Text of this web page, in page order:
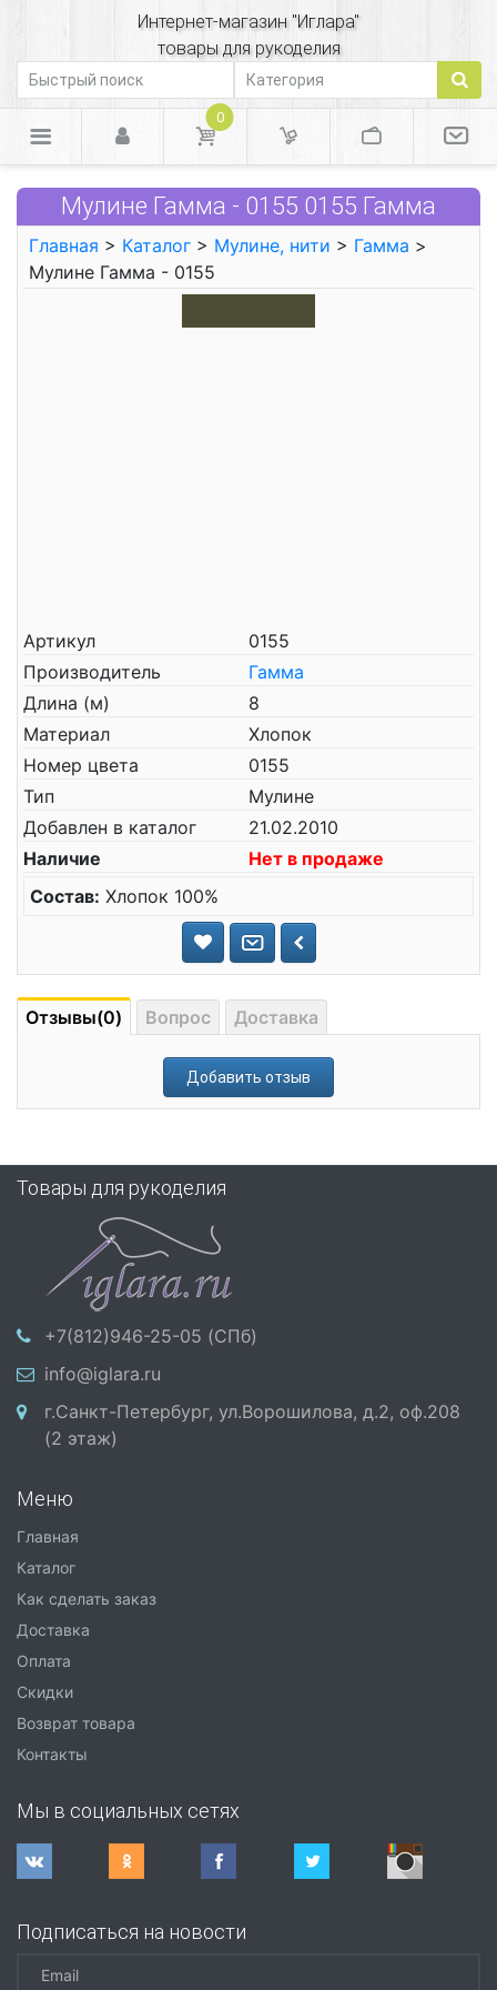
Интернет-магазин "Иглара"
товары для рукоделия
0
Мулине Гамма - 0155 0155 Гамма
Главная > Каталог > Мулине, нити > Гамма >
Мулине Гамма - 0155
Артикул
0155
Производитель
Гамма
Длина (м)
8
Материал
Хлопок
Номер цвета
0155
Тип
Мулине
Добавлен в каталог
21.02.2010
Наличие
Нет в продаже
Состав: Хлопок 100%
Отзывы(0) Вопрос Доставка
Добавить отзыв
Товары для рукоделия
+7(812)946-25-05 (СПб)
info@iglara.ru
г.Санкт-Петербург, ул.Ворошилова, д.2, оф.208
(2 этаж)
Меню
Главная
Каталог
Как сделать заказ
Доставка
Оплата
Скидки
Возврат товара
Контакты
Мы в социальных сетях
Подписаться на новости